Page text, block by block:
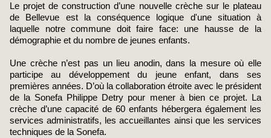
Le projet de construction d’une nouvelle crèche sur le plateau
de Bellevue est la conséquence logique d'une situation à
laquelle notre commune doit faire face: une hausse de la
démographie et du nombre de jeunes enfants.
Une crèche n’est pas un lieu anodin, dans la mesure où elle
participe au développement du jeune enfant, dans ses
premières années. D’où la collaboration étroite avec le président
de la Sonefa Philippe Detry pour mener à bien ce projet. La
crèche d’une capacité de 60 enfants hébergera également les
services administratifs, les accueillantes ainsi que les services
techniques de la Sonefa.